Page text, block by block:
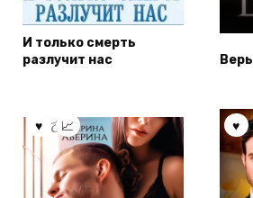
И только смерть
разлучит нас